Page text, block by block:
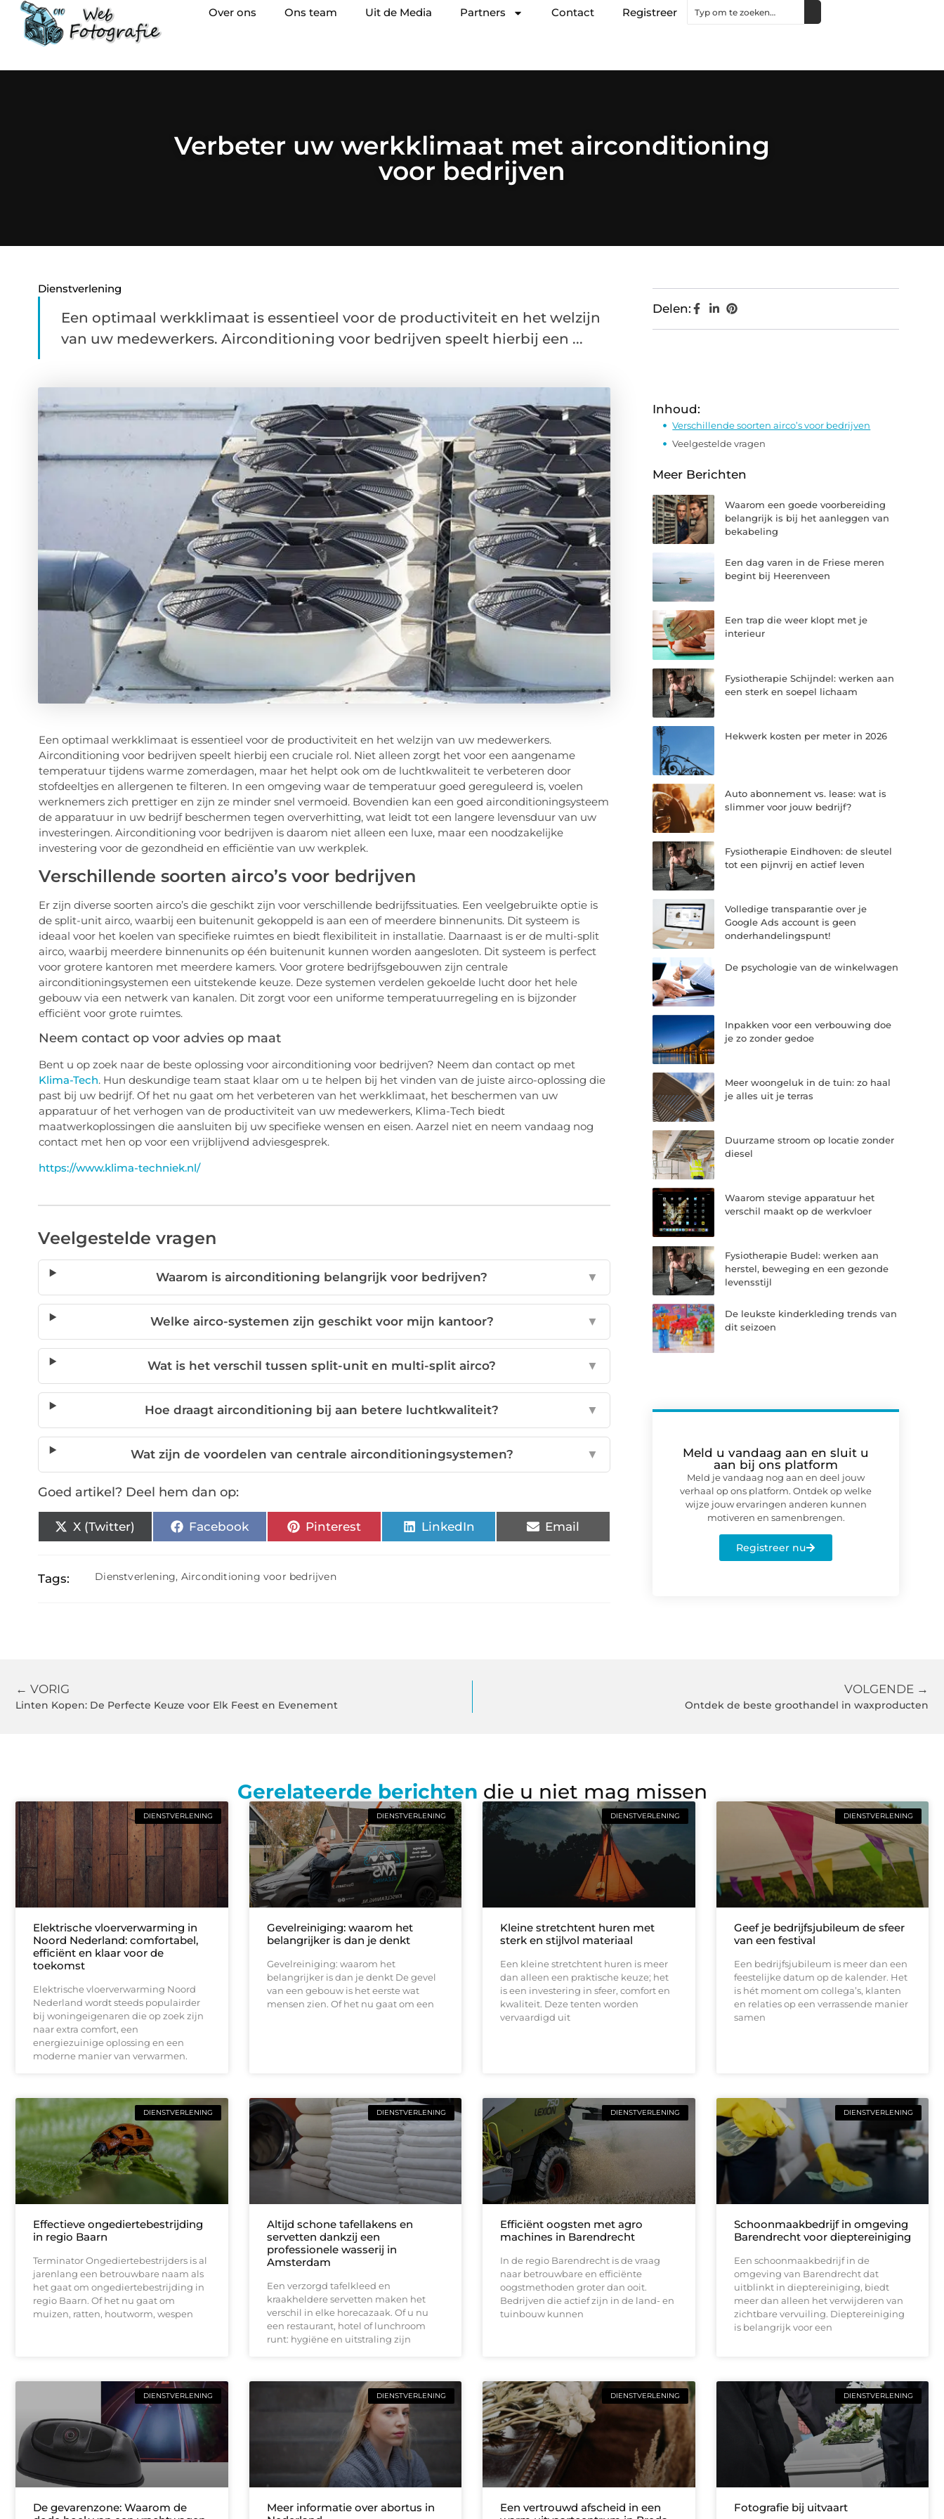
Over ons Ons team Uit de Media Partners Contact Registreer
Verbeter uw werkklimaat met airconditioning
voor bedrijven
Dienstverlening
Een optimaal werkklimaat is essentieel voor de productiviteit en het welzijn
van uw medewerkers. Airconditioning voor bedrijven speelt hierbij een ...
Een optimaal werkklimaat is essentieel voor de productiviteit en het welzijn van uw medewerkers.
Airconditioning voor bedrijven speelt hierbij een cruciale rol. Niet alleen zorgt het voor een aangename
temperatuur tijdens warme zomerdagen, maar het helpt ook om de luchtkwaliteit te verbeteren door
stofdeeltjes en allergenen te filteren. In een omgeving waar de temperatuur goed gereguleerd is, voelen
werknemers zich prettiger en zijn ze minder snel vermoeid. Bovendien kan een goed airconditioningsysteem
de apparatuur in uw bedrijf beschermen tegen oververhitting, wat leidt tot een langere levensduur van uw
investeringen. Airconditioning voor bedrijven is daarom niet alleen een luxe, maar een noodzakelijke
investering voor de gezondheid en efficiëntie van uw werkplek.
Verschillende soorten airco’s voor bedrijven
Er zijn diverse soorten airco’s die geschikt zijn voor verschillende bedrijfssituaties. Een veelgebruikte optie is
de split-unit airco, waarbij een buitenunit gekoppeld is aan een of meerdere binnenunits. Dit systeem is
ideaal voor het koelen van specifieke ruimtes en biedt flexibiliteit in installatie. Daarnaast is er de multi-split
airco, waarbij meerdere binnenunits op één buitenunit kunnen worden aangesloten. Dit systeem is perfect
voor grotere kantoren met meerdere kamers. Voor grotere bedrijfsgebouwen zijn centrale
airconditioningsystemen een uitstekende keuze. Deze systemen verdelen gekoelde lucht door het hele
gebouw via een netwerk van kanalen. Dit zorgt voor een uniforme temperatuurregeling en is bijzonder
efficiënt voor grote ruimtes.
Neem contact op voor advies op maat
Bent u op zoek naar de beste oplossing voor airconditioning voor bedrijven? Neem dan contact op met
Klima-Tech. Hun deskundige team staat klaar om u te helpen bij het vinden van de juiste airco-oplossing die
past bij uw bedrijf. Of het nu gaat om het verbeteren van het werkklimaat, het beschermen van uw
apparatuur of het verhogen van de productiviteit van uw medewerkers, Klima-Tech biedt
maatwerkoplossingen die aansluiten bij uw specifieke wensen en eisen. Aarzel niet en neem vandaag nog
contact met hen op voor een vrijblijvend adviesgesprek.
https://www.klima-techniek.nl/
Veelgestelde vragen
Waarom is airconditioning belangrijk voor bedrijven? ▼
Welke airco-systemen zijn geschikt voor mijn kantoor? ▼
Wat is het verschil tussen split-unit en multi-split airco? ▼
Hoe draagt airconditioning bij aan betere luchtkwaliteit? ▼
Wat zijn de voordelen van centrale airconditioningsystemen? ▼
Goed artikel? Deel hem dan op:
X (Twitter) Facebook Pinterest LinkedIn Email
Tags: Dienstverlening, Airconditioning voor bedrijven
Delen:
Inhoud:
Verschillende soorten airco’s voor bedrijven
Veelgestelde vragen
Meer Berichten
Waarom een goede voorbereiding
belangrijk is bij het aanleggen van
bekabeling
Een dag varen in de Friese meren
begint bij Heerenveen
Een trap die weer klopt met je
interieur
Fysiotherapie Schijndel: werken aan
een sterk en soepel lichaam
Hekwerk kosten per meter in 2026
Auto abonnement vs. lease: wat is
slimmer voor jouw bedrijf?
Fysiotherapie Eindhoven: de sleutel
tot een pijnvrij en actief leven
Volledige transparantie over je
Google Ads account is geen
onderhandelingspunt!
De psychologie van de winkelwagen
Inpakken voor een verbouwing doe
je zo zonder gedoe
Meer woongeluk in de tuin: zo haal
je alles uit je terras
Duurzame stroom op locatie zonder
diesel
Waarom stevige apparatuur het
verschil maakt op de werkvloer
Fysiotherapie Budel: werken aan
herstel, beweging en een gezonde
levensstijl
De leukste kinderkleding trends van
dit seizoen
Meld u vandaag aan en sluit u
aan bij ons platform
Meld je vandaag nog aan en deel jouw
verhaal op ons platform. Ontdek op welke
wijze jouw ervaringen anderen kunnen
motiveren en samenbrengen.
Registreer nu
← VORIG
Linten Kopen: De Perfecte Keuze voor Elk Feest en Evenement
VOLGENDE →
Ontdek de beste groothandel in waxproducten
Gerelateerde berichten die u niet mag missen
DIENSTVERLENING
Elektrische vloerverwarming in
Noord Nederland: comfortabel,
efficiënt en klaar voor de
toekomst
Elektrische vloerverwarming Noord
Nederland wordt steeds populairder
bij woningeigenaren die op zoek zijn
naar extra comfort, een
energiezuinige oplossing en een
moderne manier van verwarmen.
DIENSTVERLENING
Gevelreiniging: waarom het
belangrijker is dan je denkt
Gevelreiniging: waarom het
belangrijker is dan je denkt De gevel
van een gebouw is het eerste wat
mensen zien. Of het nu gaat om een
DIENSTVERLENING
Kleine stretchtent huren met
sterk en stijlvol materiaal
Een kleine stretchtent huren is meer
dan alleen een praktische keuze; het
is een investering in sfeer, comfort en
kwaliteit. Deze tenten worden
vervaardigd uit
DIENSTVERLENING
Geef je bedrijfsjubileum de sfeer
van een festival
Een bedrijfsjubileum is meer dan een
feestelijke datum op de kalender. Het
is hét moment om collega’s, klanten
en relaties op een verrassende manier
samen
DIENSTVERLENING
Effectieve ongediertebestrijding
in regio Baarn
Terminator Ongediertebestrijders is al
jarenlang een betrouwbare naam als
het gaat om ongediertebestrijding in
regio Baarn. Of het nu gaat om
muizen, ratten, houtworm, wespen
DIENSTVERLENING
Altijd schone tafellakens en
servetten dankzij een
professionele wasserij in
Amsterdam
Een verzorgd tafelkleed en
kraakheldere servetten maken het
verschil in elke horecazaak. Of u nu
een restaurant, hotel of lunchroom
runt: hygiëne en uitstraling zijn
DIENSTVERLENING
Efficiënt oogsten met agro
machines in Barendrecht
In de regio Barendrecht is de vraag
naar betrouwbare en efficiënte
oogstmethoden groter dan ooit.
Bedrijven die actief zijn in de land- en
tuinbouw kunnen
DIENSTVERLENING
Schoonmaakbedrijf in omgeving
Barendrecht voor dieptereiniging
Een schoonmaakbedrijf in de
omgeving van Barendrecht dat
uitblinkt in dieptereiniging, biedt
meer dan alleen het verwijderen van
zichtbare vervuiling. Dieptereiniging
is belangrijk voor een
DIENSTVERLENING
De gevarenzone: Waarom de
DIENSTVERLENING
Meer informatie over abortus in
DIENSTVERLENING
Een vertrouwd afscheid in een
DIENSTVERLENING
Fotografie bij uitvaart